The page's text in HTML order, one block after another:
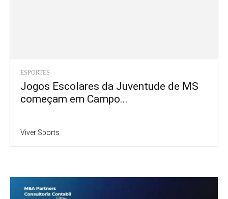
ESPORTES
Jogos Escolares da Juventude de MS
começam em Campo...
Viver Sports